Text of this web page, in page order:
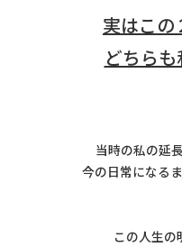
実はこの
どちらも
当時の私の延
今の日常になる
この人生の